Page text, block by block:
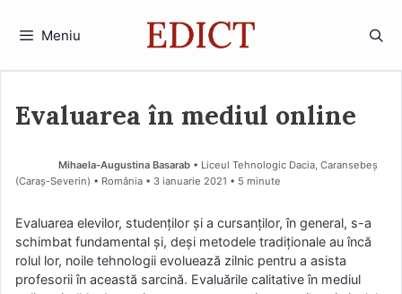
Meniu
Evaluarea în mediul online
Mihaela-Augustina Basarab • Liceul Tehnologic Dacia, Caransebeș
(Caraş-Severin) • România
3 ianuarie 2021 • 5 minute
Evaluarea elevilor, studenților și a cursanților, în general, s-a
schimbat fundamental și, deși metodele tradiționale au încă
rolul lor, noile tehnologii evoluează zilnic pentru a asista
profesorii în această sarcină. Evaluările calitative în mediul